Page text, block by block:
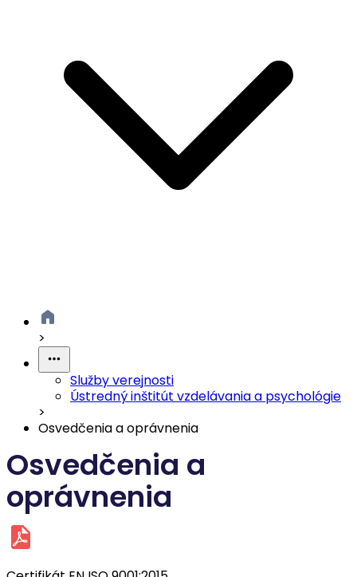
>
Služby verejnosti
Ústredný inštitút vzdelávania a psychológie
>
Osvedčenia a oprávnenia
Osvedčenia a
oprávnenia